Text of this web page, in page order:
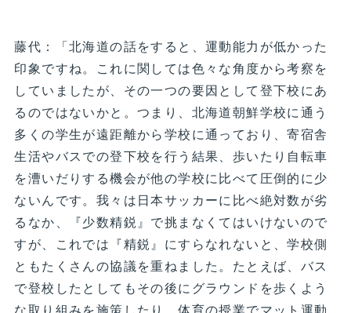
藤代：「北海道の話をすると、運動能力が低かった
印象ですね。これに関しては色々な角度から考察を
していましたが、その一つの要因として登下校にあ
るのではないかと。つまり、北海道朝鮮学校に通う
多くの学生が遠距離から学校に通っており、寄宿舎
生活やバスでの登下校を行う結果、歩いたり自転車
を漕いだりする機会が他の学校に比べて圧倒的に少
ないんです。我々は日本サッカーに比べ絶対数が劣
るなか、『少数精鋭』で挑まなくてはいけないので
すが、これでは『精鋭』にすらなれないと、学校側
ともたくさんの協議を重ねました。たとえば、バス
で登校したとしてもその後にグラウンドを歩くよう